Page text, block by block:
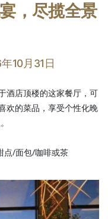
，尽揽全景
10月31日
酒店顶楼的这家餐厅，可
欢的菜品，享受个性化晚
点/面包/咖啡或茶